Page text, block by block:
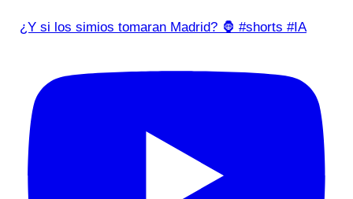
¿Y si los simios tomaran Madrid? 🦍 #shorts #IA